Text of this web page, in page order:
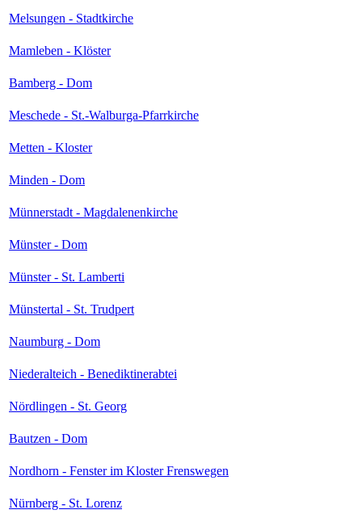
Melsungen - Stadtkirche
Mamleben - Klöster
Bamberg - Dom
Meschede - St.-Walburga-Pfarrkirche
Metten - Kloster
Minden - Dom
Münnerstadt - Magdalenenkirche
Münster - Dom
Münster - St. Lamberti
Münstertal - St. Trudpert
Naumburg - Dom
Niederalteich - Benediktinerabtei
Nördlingen - St. Georg
Bautzen - Dom
Nordhorn - Fenster im Kloster Frenswegen
Nürnberg - St. Lorenz